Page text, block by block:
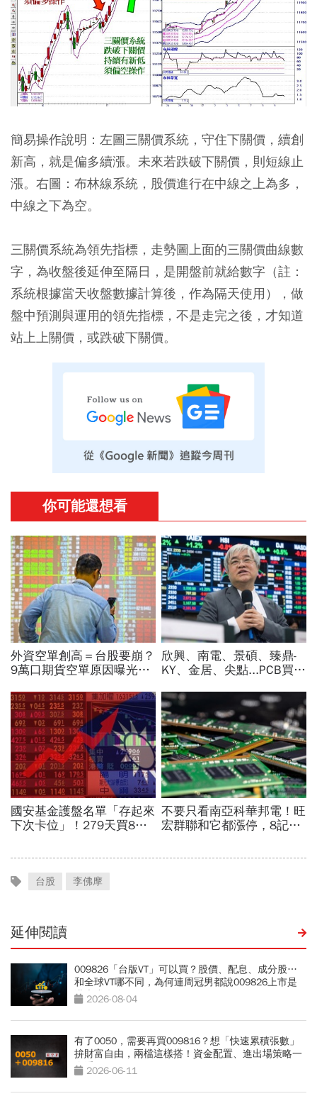
簡易操作說明：左圖三關價系統，守住下關價，續創
新高，就是偏多續漲。未來若跌破下關價，則短線止
漲。右圖：布林線系統，股價進行在中線之上為多，
中線之下為空。
三關價系統為領先指標，走勢圖上面的三關價曲線數
字，為收盤後延伸至隔日，是開盤前就給數字（註：
系統根據當天收盤數據計算後，作為隔天使用），做
盤中預測與運用的領先指標，不是走完之後，才知道
站上上關價，或跌破下關價。
台股 李佛摩
延伸閱讀
009826「台版VT」可以買？股價、配息、成分股…
和全球VT哪不同，為何連周冠男都說009826上市是
邁大步？
2026-08-04
有了0050，需要再買009816？想「快速累積張數」
拚財富自由，兩檔這樣搭！資金配置、進出場策略一
次看2026-06-11